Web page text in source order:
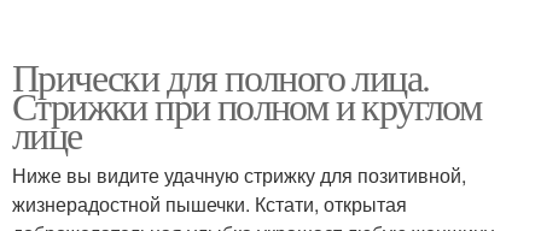
Прически для полного лица.
Стрижки при полном и круглом
лице
Ниже вы видите удачную стрижку для позитивной,
жизнерадостной пышечки. Кстати, открытая